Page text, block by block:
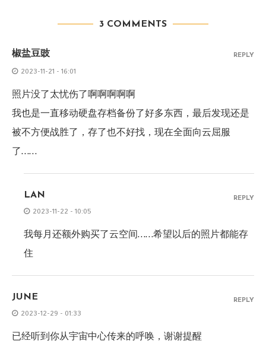
3 COMMENTS
椒盐豆豉
2023-11-21 - 16:01
照片没了太忧伤了啊啊啊啊啊
我也是一直移动硬盘存档备份了好多东西，最后发现还是
被不方便战胜了，存了也不好找，现在全面向云屈服
了……
REPLY
LAN
2023-11-22 - 10:05
我每月还额外购买了云空间……希望以后的照片都能存
住
REPLY
JUNE
2023-12-29 - 01:33
已经听到你从宇宙中心传来的呼唤，谢谢提醒
REPLY